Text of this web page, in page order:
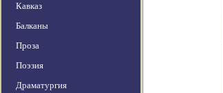
Кавказ
Балканы
Проза
Поэзия
Драматургия